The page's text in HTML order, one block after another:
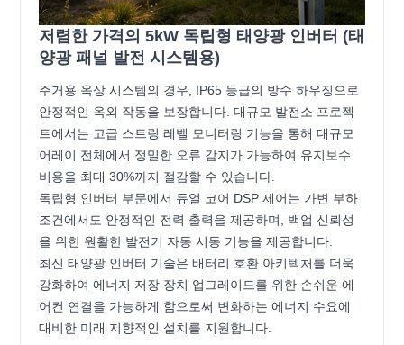
저렴한 가격의 5kW 독립형 태양광 인버터 (태
양광 패널 발전 시스템용)
주거용 옥상 시스템의 경우, IP65 등급의 방수 하우징으로
안정적인 옥외 작동을 보장합니다. 대규모 발전소 프로젝
트에서는 고급 스트링 레벨 모니터링 기능을 통해 대규모
어레이 전체에서 정밀한 오류 감지가 가능하여 유지보수
비용을 최대 30%까지 절감할 수 있습니다.
독립형 인버터 부문에서 듀얼 코어 DSP 제어는 가변 부하
조건에서도 안정적인 전력 출력을 제공하며, 백업 신뢰성
을 위한 원활한 발전기 자동 시동 기능을 제공합니다.
최신 태양광 인버터 기술은 배터리 호환 아키텍처를 더욱
강화하여 에너지 저장 장치 업그레이드를 위한 손쉬운 에
어컨 연결을 가능하게 함으로써 변화하는 에너지 수요에
대비한 미래 지향적인 설치를 지원합니다.